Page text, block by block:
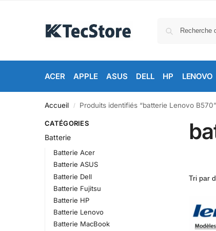
ACER APPLE ASUS DELL HP LENOVO
Accueil / Produits identifiés “batterie Lenovo B570”
CATÉGORIES
Batterie
Batterie Acer
Batterie ASUS
Batterie Dell
Batterie Fujitsu
Batterie HP
Batterie Lenovo
Batterie MacBook